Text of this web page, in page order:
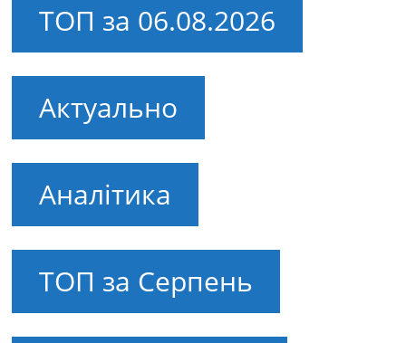
ТОП за 06.08.2026
Актуально
Аналітика
ТОП за Серпень